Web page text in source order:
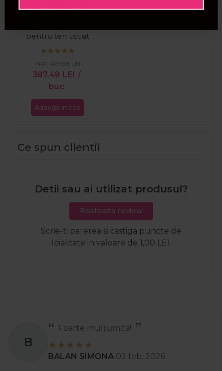
pentru ten uscat
Vitamin Booster
387,49 LEI /
buc
PRP: 407,88 LEI
Adauga in cos
Ce spun clientii
Detii sau ai utilizat produsul?
Posteaza review
Scrie-ti parerea si castiga puncte de
loialitate in valoare de 1,00 LEI.
B
Foarte mulțumită!
BALAN SIMONA 02 feb. 2026